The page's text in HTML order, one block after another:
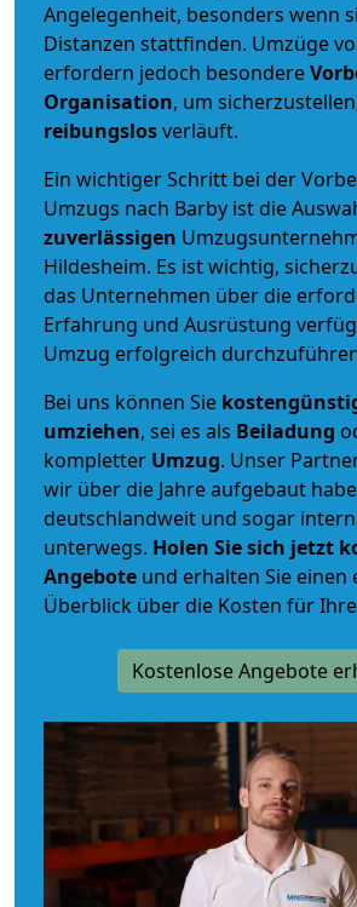
Angelegenheit, besonders wenn
Distanzen stattfinden. Umzüge
erfordern jedoch besondere
Organisation, um
reibungslosverläuft.
Ein wichtiger Schritt bei der
Umzugs nach Barby ist die
zuverlässigen
Hildesheim. Es ist wichtig,
das Unternehmen über die
Erfahrung und Ausrüstung
Umzug erfolgreich
Bei uns können Sie
umziehen, sei es als Beiladung
kompletter Umzug. Unser
wir über die Jahre aufgebaut
deutschlandweit und sogar
unterwegs. Holen Sie sich jetzt
Angebote und erhalten Sie einen
Überblick über die Kosten für
Kostenlose Angebote